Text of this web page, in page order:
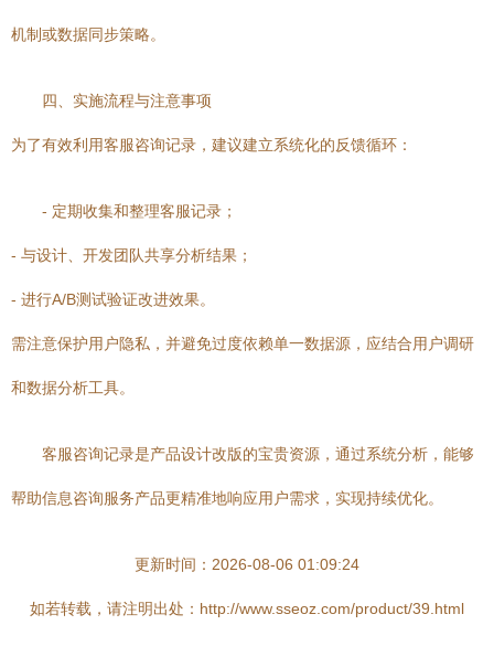
机制或数据同步策略。
四、实施流程与注意事项
为了有效利用客服咨询记录，建议建立系统化的反馈循环：
- 定期收集和整理客服记录；
- 与设计、开发团队共享分析结果；
- 进行A/B测试验证改进效果。
需注意保护用户隐私，并避免过度依赖单一数据源，应结合用户调研
和数据分析工具。
客服咨询记录是产品设计改版的宝贵资源，通过系统分析，能够
帮助信息咨询服务产品更精准地响应用户需求，实现持续优化。
更新时间：2026-08-06 01:09:24
如若转载，请注明出处：http://www.sseoz.com/product/39.html